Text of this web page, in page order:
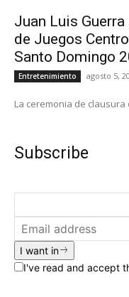
Juan Luis
de Juegos
Santo Domingo
Entretenimiento agosto 5,
La ceremonia de clausura
Subscribe
I want in
I've read and accept